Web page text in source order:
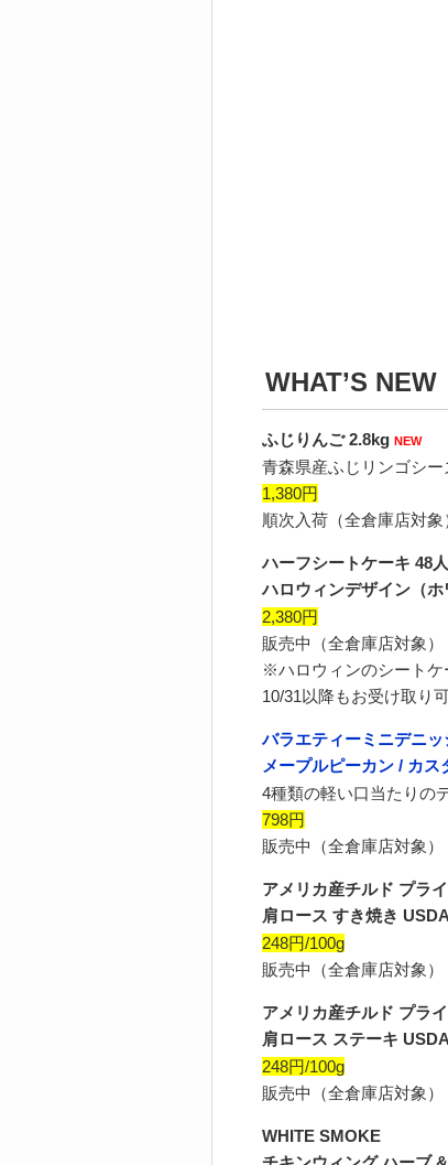
WHAT’S NEW
ふじりんご 2.8kg NEW
青森県産ふじリンゴシー
1,380円
順次入荷（全倉庫店対象
ハーフシートケーキ 48
ハロウィンデザイン（ホ
2,380円
販売中（全倉庫店対象）
※ハロウィンのシートケ
10/31以降もお受け取り
バラエティーミニデニッ
メープルピーカン / カ
4種類の軽い口当たりの
798円
販売中（全倉庫店対象）
アメリカ産チルド プラ
肩ロース すき焼き
248円/100g
販売中（全倉庫店対象）
アメリカ産チルド プラ
肩ロース ステーキ
248円/100g
販売中（全倉庫店対象）
WHITE SMOKE